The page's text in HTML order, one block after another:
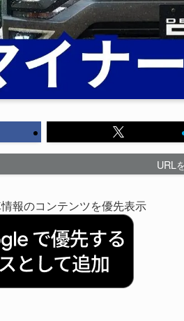
URL
報のコンテンツを優先表示